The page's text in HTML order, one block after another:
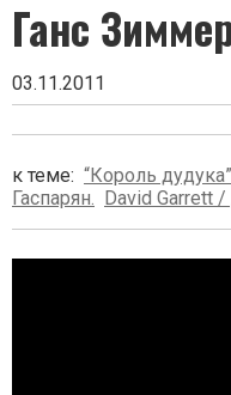
заголовке
Ганс
03.11.2011
к теме: “Король
Гаспарян.
David Garrett